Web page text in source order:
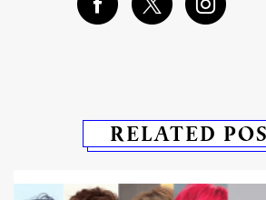
RELATED